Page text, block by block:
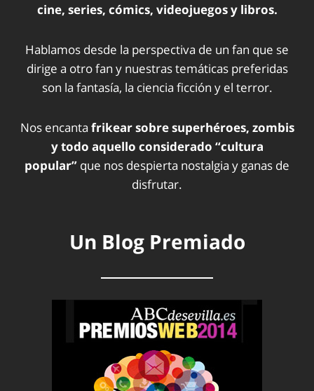
cine, series, cómics, videojuegos y libros.
Hablamos desde la perspectiva de un fan que se
dirige a otro fan y nuestras temáticas preferidas
son la fantasía, la ciencia ficción y el terror.
Nos encanta frikear sobre superhéroes, zombis
y todo aquello considerado “cultura
popular” que nos despierta nostalgia y ganas de
disfrutar.
Un Blog Premiado